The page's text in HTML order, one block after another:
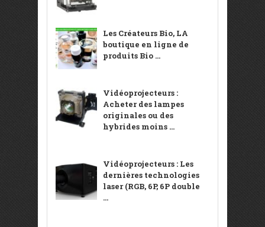
Les Créateurs Bio, LA
boutique en ligne de
produits Bio ...
Vidéoprojecteurs :
Acheter des lampes
originales ou des
hybrides moins ...
Vidéoprojecteurs : Les
dernières technologies
laser (RGB, 6P, 6P double
...